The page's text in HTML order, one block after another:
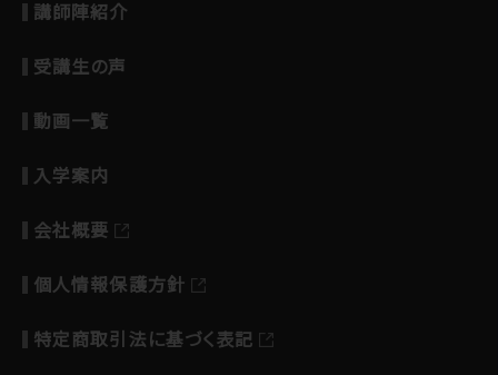
講師陣紹介
受講生の声
動画一覧
入学案内
会社概要
個人情報保護方針
特定商取引法に基づく表記